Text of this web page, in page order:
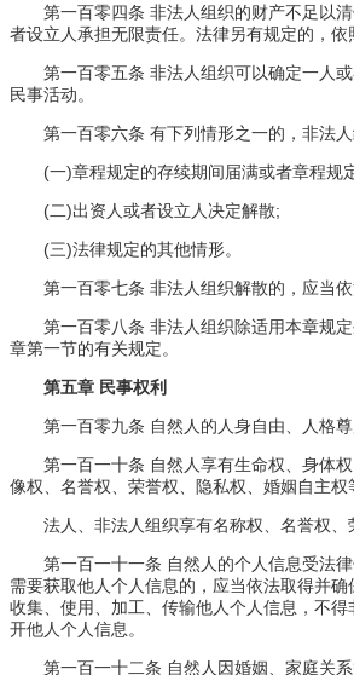
第一百零四条 非法人组织的财产不足以
者设立人承担无限责任。法律另有规定的，依
第一百零五条 非法人组织可以确定一人
民事活动。
第一百零六条 有下列情形之一的，非法
(一)章程规定的存续期间届满或者章程规
(二)出资人或者设立人决定解散;
(三)法律规定的其他情形。
第一百零七条 非法人组织解散的，应当依
第一百零八条 非法人组织除适用本章规
章第一节的有关规定。
第五章 民事权利
第一百零九条 自然人的人身自由、人格尊
第一百一十条 自然人享有生命权、身体
像权、名誉权、荣誉权、隐私权、婚姻自主权
法人、非法人组织享有名称权、名誉权、
第一百一十一条 自然人的个人信息受法
需要获取他人个人信息的，应当依法取得并
收集、使用、加工、传输他人个人信息，不
开他人个人信息。
第一百一十二条 自然人因婚姻、家庭关